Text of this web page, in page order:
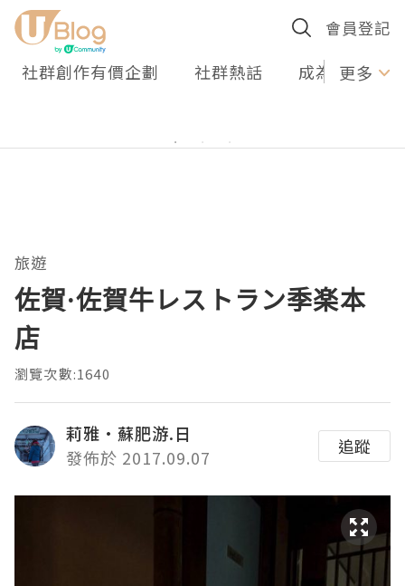
會員登記
社群創作有價企劃 社群熱話 成為U更多
旅遊
佐賀·佐賀牛レストラン季楽本
店
瀏覽次數:1640
莉雅·蘇肥游.日
發佈於 2017.09.07
追蹤